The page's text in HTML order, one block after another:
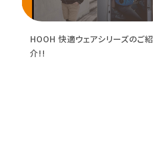
HOOH 快適ウェアシリーズのご紹
介!!